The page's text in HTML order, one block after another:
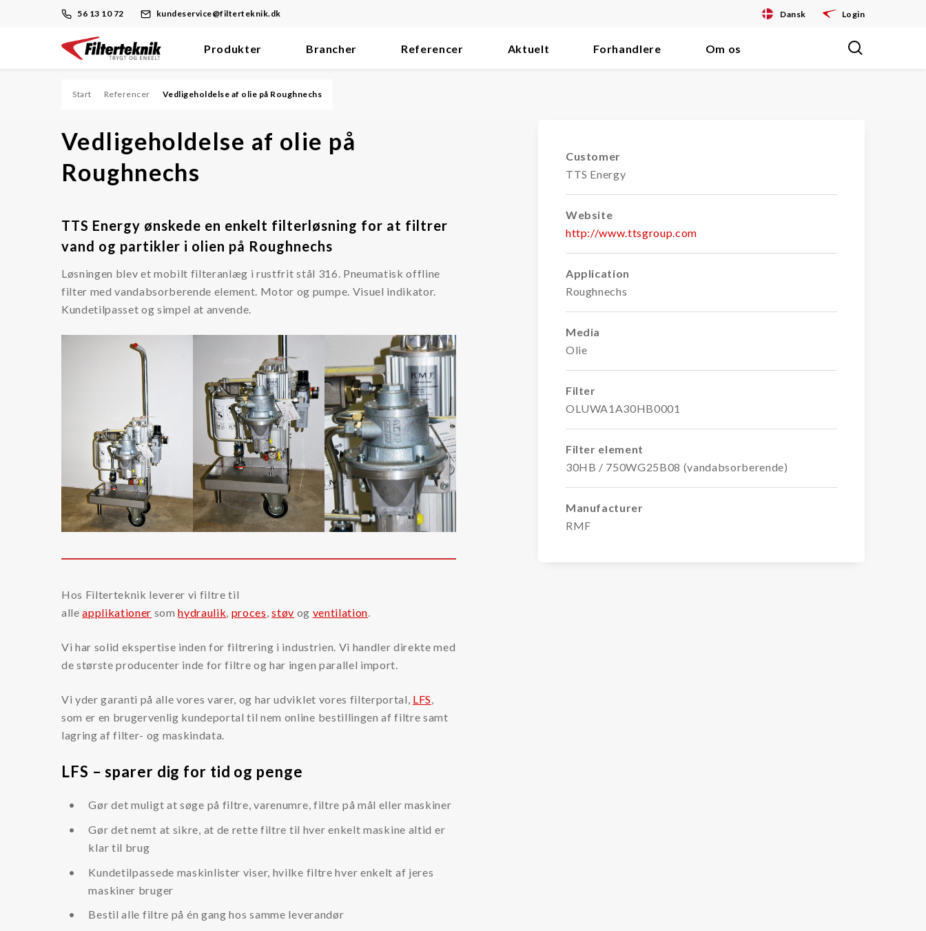
Dansk Login
56 13 10 72 kundeservice@filterteknik.dk
Skip
Produkter
Filter til dieselmotor
Filter til hydraulik
Filter til proces
Filter til trykluft
Filter til ventilation
Kemikalier
Kølervæske (glykol)
Rensemiddel til kølervæske systemer
Tilstandsovervågning
Partikeltæller
Oliesensorer
Olieprøver
Øvrigt
LFS
Olierenhed
Sikkerhedsdatablade
3M Filter
ARGO-HYTOS Filter
Hengst Filtration
Hengst (tidligere Bosch Rexroth)
Filtration Group
Fleetguard filter
Brancher Referencer Aktuelt Forhandlere Om os
Start Referencer Vedligeholdelse af olie på Roughnechs
Vedligeholdelse af olie på
Roughnechs
TTS Energy ønskede en enkelt filterløsning for at filtrer
vand og partikler i olien på Roughnechs
Løsningen blev et mobilt filteranlæg i rustfrit stål 316. Pneumatisk offline
filter med vandabsorberende element. Motor og pumpe. Visuel indikator.
Kundetilpasset og simpel at anvende.
Hos Filterteknik leverer vi filtre til
alleapplikationer somhydraulik proces ,støv og ventilation
Vi har solid ekspertise inden for filtrering i industrien. Vi handler direkte med
de største producenter inde for filtre og har ingen parallel import.
Vi yder garanti på alle vores varer, og har udviklet vores filterportal, LFS
som er en brugervenlig kundeportal til nem online bestillingen af filtre samt
lagring af filter- og maskindata.
LFS – sparer dig for tid og penge
Gør det muligt at søge på filtre, varenumre, filtre på mål eller maskiner
Gør det nemt at sikre, at de rette filtre til hver enkelt maskine altid er
klar til brug
Kundetilpassede maskinlister viser, hvilke filtre hver enkelt af jeres
maskiner bruger
Bestil alle filtre på én gang hos samme leverandør
Customer
TTS Energy
Website
http://www.ttsgroup.com
Application
Roughnechs
Media
Olie
Filter
OLUWA1A30HB0001
Filter element
30HB / 750WG25B08 (vandabsorberende)
Manufacturer
RMF